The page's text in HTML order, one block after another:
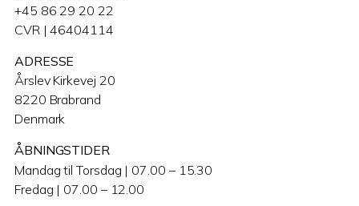
+45 86 29 20 22
CVR | 46404114
ADRESSE
Årslev Kirkevej 20
8220 Brabrand
Denmark
ÅBNINGSTIDER
Mandag til Torsdag | 07.00 – 15.30
Fredag | 07.00 – 12.00